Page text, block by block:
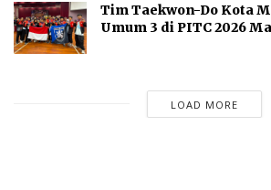
Tim Taekwon-Do Kota
Umum 3 di PITC 2026
LOAD MORE